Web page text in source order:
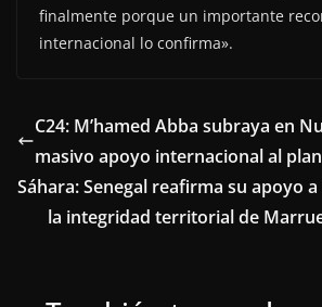
finalmente porque un importante
internacional lo confirma».
C24: M’hamed Abba subraya en
masivo apoyo internacional al
Sáhara: Senegal reafirma su apoyo
la integridad territorial de